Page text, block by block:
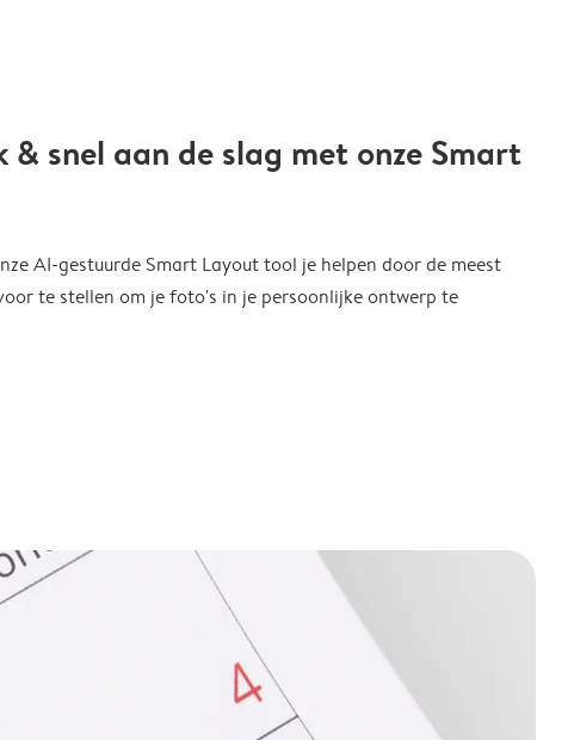
& snel aan de slag met onze Smart
AI-gestuurde Smart Layout tool je helpen door de meest
te stellen om je foto's in je persoonlijke ontwerp te